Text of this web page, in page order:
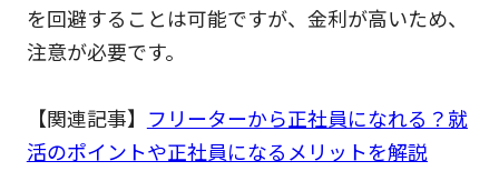
を回避することは可能ですが、金利が高いため、
注意が必要です。
【関連記事】 フリーターから正社員になれる？就
活のポイントや正社員になるメリットを解説